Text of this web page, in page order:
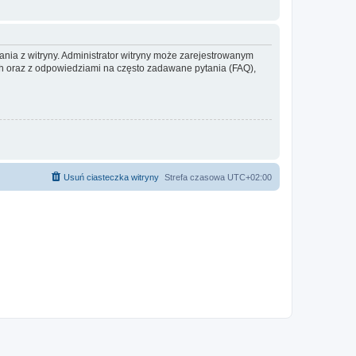
z witryny. Administrator witryny może zarejestrowanym
z odpowiedziami na często zadawane pytania (FAQ),
Strefa czasowa UTC+02:00
Usuń ciasteczka witryny